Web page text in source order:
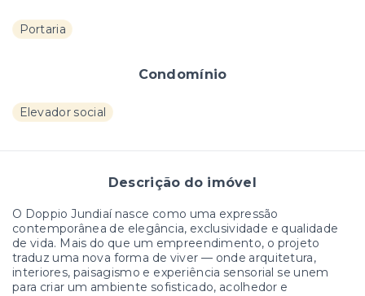
Portaria
Condomínio
Elevador social
Descrição do imóvel
O Doppio Jundiaí nasce como uma expressão
contemporânea de elegância, exclusividade e qualidade
de vida. Mais do que um empreendimento, o projeto
traduz uma nova forma de viver — onde arquitetura,
interiores, paisagismo e experiência sensorial se unem
para criar um ambiente sofisticado, acolhedor e